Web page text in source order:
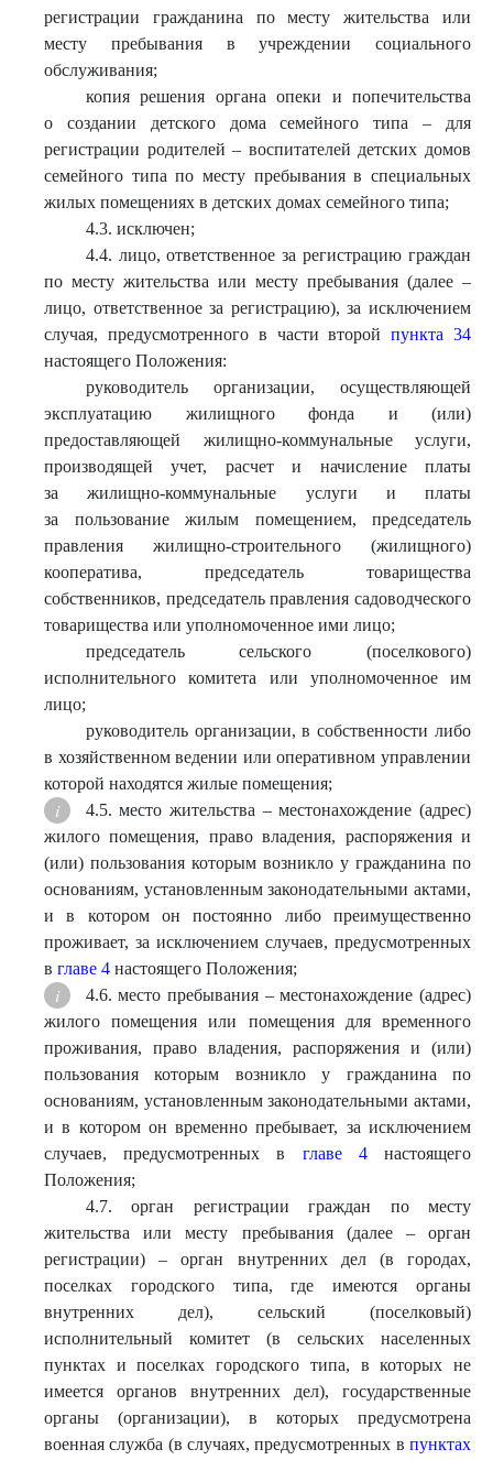
регистрации гражданина по месту жительства или
месту пребывания в учреждении социального
обслуживания;
копия решения органа опеки и попечительства
о создании детского дома семейного типа – для
регистрации родителей – воспитателей детских домов
семейного типа по месту пребывания в специальных
жилых помещениях в детских домах семейного типа;
4.3. исключен;
4.4. лицо, ответственное за регистрацию граждан
по месту жительства или месту пребывания (далее –
лицо, ответственное за регистрацию), за исключением
случая, предусмотренного в части второйпункта 34
настоящего Положения:
руководитель организации, осуществляющей
эксплуатацию жилищного фонда и (или)
предоставляющей жилищно-коммунальные услуги,
производящей учет, расчет и начисление платы
за жилищно-коммунальные услуги и платы
за пользование жилым помещением, председатель
правления жилищно-строительного (жилищного)
кооператива, председатель товарищества
собственников, председатель правления садоводческого
товарищества или уполномоченное ими лицо;
председатель сельского (поселкового)
исполнительного комитета или уполномоченное им
лицо;
руководитель организации, в собственности либо
в хозяйственном ведении или оперативном управлении
которой находятся жилые помещения;
4.5. место жительства – местонахождение (адрес)
жилого помещения, право владения, распоряжения и
(или) пользования которым возникло у гражданина по
основаниям, установленным законодательными актами,
и в котором он постоянно либо преимущественно
проживает, за исключением случаев, предусмотренных
в главе 4 настоящего Положения;
4.6. место пребывания – местонахождение (адрес)
жилого помещения или помещения для временного
проживания, право владения, распоряжения и (или)
пользования которым возникло у гражданина по
основаниям, установленным законодательными актами,
и в котором он временно пребывает, за исключением
случаев, предусмотренных в главе 4настоящего
Положения;
4.7. орган регистрации граждан по месту
жительства или месту пребывания (далее – орган
регистрации) – орган внутренних дел (в городах,
поселках городского типа, где имеются органы
внутренних дел), сельский (поселковый)
исполнительный комитет (в сельских населенных
пунктах и поселках городского типа, в которых не
имеется органов внутренних дел), государственные
органы (организации), в которых предусмотрена
военная служба (в случаях, предусмотренных в пунктах